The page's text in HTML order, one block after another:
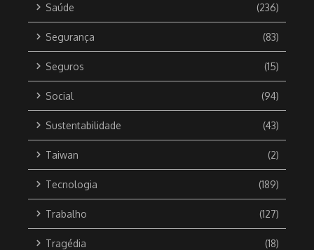
Saúde (236)
Segurança (83)
Seguros (15)
Social (94)
Sustentabilidade (43)
Taiwan (2)
Tecnologia (189)
Trabalho (127)
Tragédia (18)